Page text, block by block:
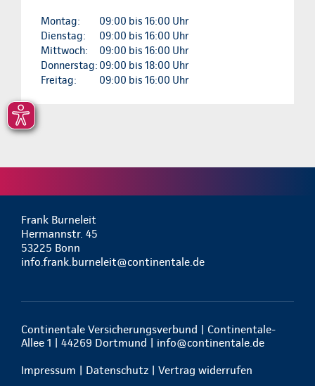
Montag:
09:00 bis 16:00 Uhr
Dienstag:
09:00 bis 16:00 Uhr
Mittwoch:
09:00 bis 16:00 Uhr
Donnerstag: 09:00 bis 18:00 Uhr
Freitag:
09:00 bis 16:00 Uhr
Frank Burneleit
Hermannstr. 45
53225 Bonn
info.frank.burneleit@continentale.de
Continentale Versicherungsverbund | Continentale-
Allee 1 | 44269 Dortmund | info@continentale.de
Impressum Datenschutz Vertrag widerrufen